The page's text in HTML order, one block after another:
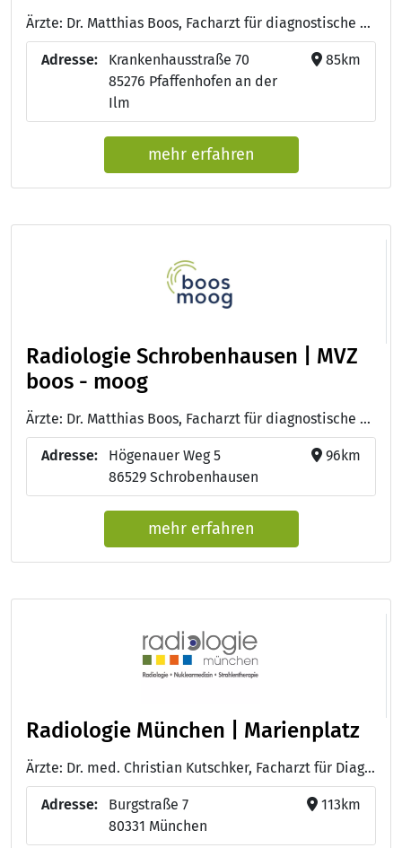
Ärzte: Dr. Matthias Boos, Facharzt für diagnostische Radiologie - Dr. Florian Moog, Facharzt für Nuklearmedizin - Dr. Boris Röhrl, Facharzt für Radiologie - Dr. Ariane Dummer, Fachärztin für Radiologie - Samir Hadid, Facharzt für Radiologie - Juliane Aichele, Fachärztin für Radiologie - Karlen Avagyan, Facharzt für Radiologie - Dr. Isabella Sellier, Fachärztin für Radiologie - Gabriela Steimer, Leitung Praxisteam
Adresse:
Krankenhausstraße 70
85276 Pfaffenhofen an der
Ilm
85km
mehr erfahren
Radiologie Schrobenhausen | MVZ
boos - moog
Ärzte: Dr. Matthias Boos, Facharzt für diagnostische Radiologie - Dr. Florian Moog, Facharzt für Nuklearmedizin - Dr. Boris Röhrl, Facharzt für Radiologie - Dr. Ariane Dummer, Fachärztin für Radiologie - Samir Hadid, Facharzt für Radiologie - Juliane Aichele, Fachärztin für Radiologie - Karlen Avagyan, Facharzt für Radiologie - Dr. Isabella Sellier, Fachärztin für Radiologie - Ivonne Seim , Leitung Praxisteam
Adresse:
Högenauer Weg 5
86529 Schrobenhausen
96km
mehr erfahren
Radiologie München | Marienplatz
Ärzte: Dr. med. Christian Kutschker, Facharzt für Diagnostische Radiologie - Prof. Dr. med. Anno Graser, Facharzt für Radiologie
Adresse:
Burgstraße 7
80331 München
113km